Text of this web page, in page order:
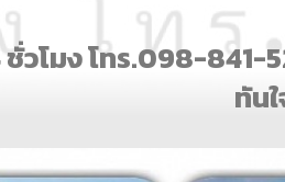
วโมง โทร.098-841-
ทัน